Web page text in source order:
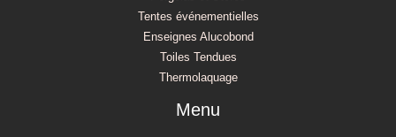
Tentes événementielles
Enseignes Alucobond
Toiles Tendues
Thermolaquage
Menu